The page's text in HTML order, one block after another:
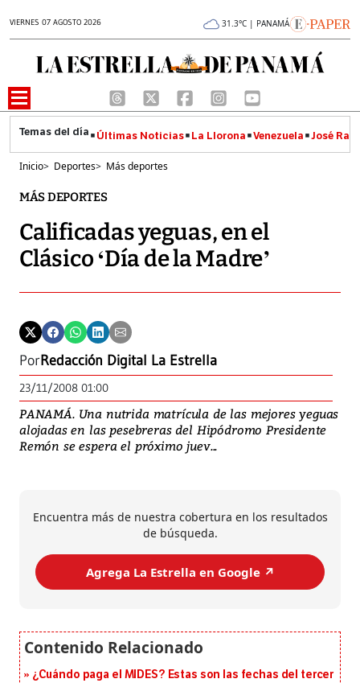
VIERNES 07 AGOSTO 2026 31.3°C | PANAMÁ
Últimas Noticias La Llorona Venezuela José
Inicio> Deportes> Más deportes
MÁS DEPORTES
Calificadas yeguas, en el
Clásico ‘Día de la Madre’
PorRedacción Digital La Estrella
23/11/2008 01:00
PANAMÁ. Una nutrida matrícula de las mejores yeguas
alojadas en las pesebreras del Hipódromo Presidente
Remón se espera el próximo juev...
Encuentra más de nuestra cobertura en los resultados
de búsqueda.
Agrega La Estrella en Google ↗️
¿Cuándo paga el MIDES? Estas son las fechas del tercer